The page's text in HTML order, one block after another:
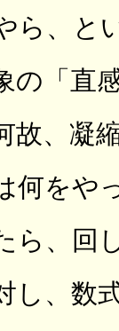
ら、と
の「直
故、凝
何をや
ら、回
し、数